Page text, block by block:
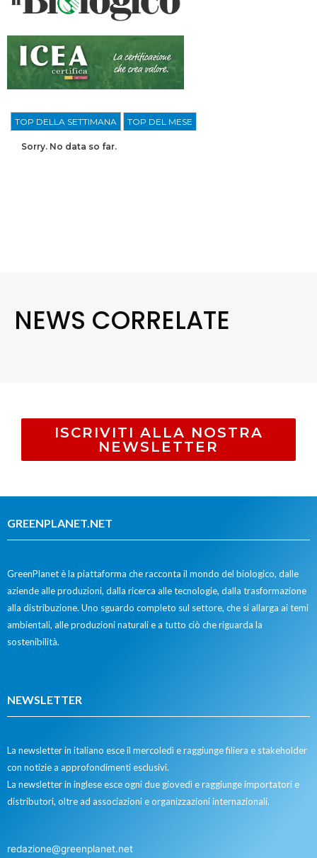
TOP DELLA SETTIMANA TOP DEL MESE
Sorry. No data so far.
NEWS CORRELATE
ISCRIVITI ALLA NOSTRA
NEWSLETTER
GREENPLANET.NET
GreenPlanet è la piattaforma che racconta il mondo del biologico, dalle
aziende alle produzioni, dalla ricerca alle tecnologie, dalla trasformazione
alla distribuzione. Uno sguardo completo sul settore, che si allarga ai temi
ambientali, alle produzioni naturali e a tutto ciò che riguarda la
sostenibilità.
NEWSLETTER
La newsletter in italiano esce il mercoledì e raggiunge filiera e stakeholder
con notizie a approfondimenti esclusivi.
La newsletter in inglese esce ogni due giovedì e raggiunge importatori e
distributori, oltre ad associazioni e organizzazioni internazionali.
redazione@greenplanet.net